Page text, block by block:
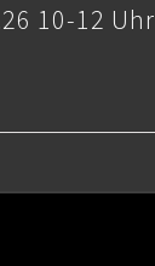
10-12 Uhr